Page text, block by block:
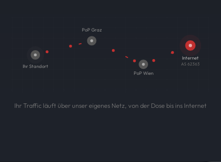
Ihr Standort
PoP Graz
PoP Wien
Internet
AS 62363
Ihr Traffic läuft über unser eigenes Netz, von der Dose bis ins Internet